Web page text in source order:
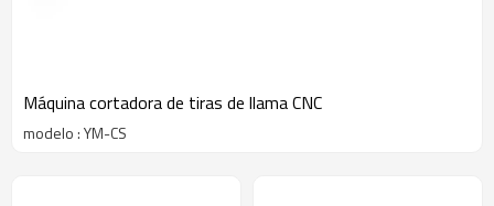
Máquina cortadora de tiras de llama CNC
modelo : YM-CS